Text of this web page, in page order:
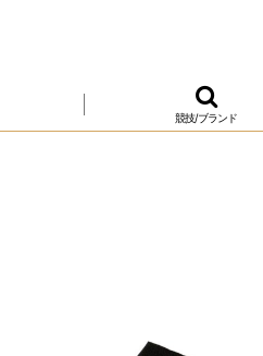
競技/ブランド